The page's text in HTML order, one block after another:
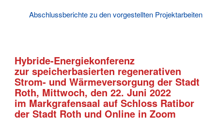
Abschlussberichte zu den vorgestellten Projektarbeiten
Hybride-Energiekonferenz
zur speicherbasierten regenerativen
Strom- und Wärmeversorgung der Stadt
Roth, Mittwoch, den 22. Juni 2022
im Markgrafensaal auf Schloss Ratibor
der Stadt Roth und Online in Zoom